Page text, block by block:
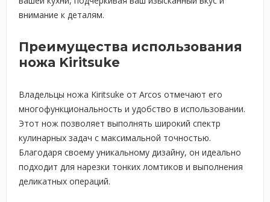
внимание к деталям.
Преимущества использования
ножа Kiritsuke
Владельцы ножа Kiritsuke от Arcos отмечают его
многофункциональность и удобство в использовании.
Этот нож позволяет выполнять широкий спектр
кулинарных задач с максимальной точностью.
Благодаря своему уникальному дизайну, он идеально
подходит для нарезки тонких ломтиков и выполнения
деликатных операций.